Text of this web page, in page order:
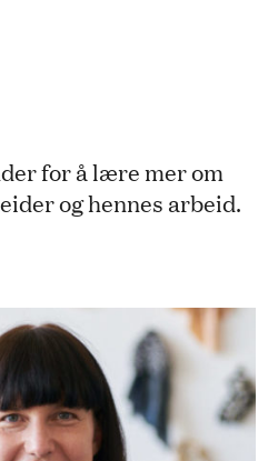
for å lære mer om
og hennes arbeid.